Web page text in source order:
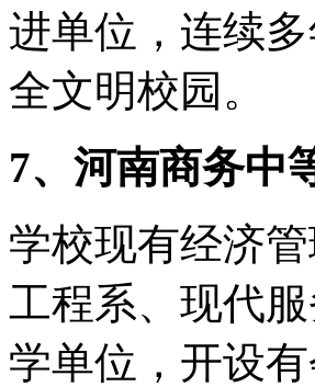
进单位，连续
全文明校园。
7、河南商务中
学校现有经济
工程系、现代
学单位，开设